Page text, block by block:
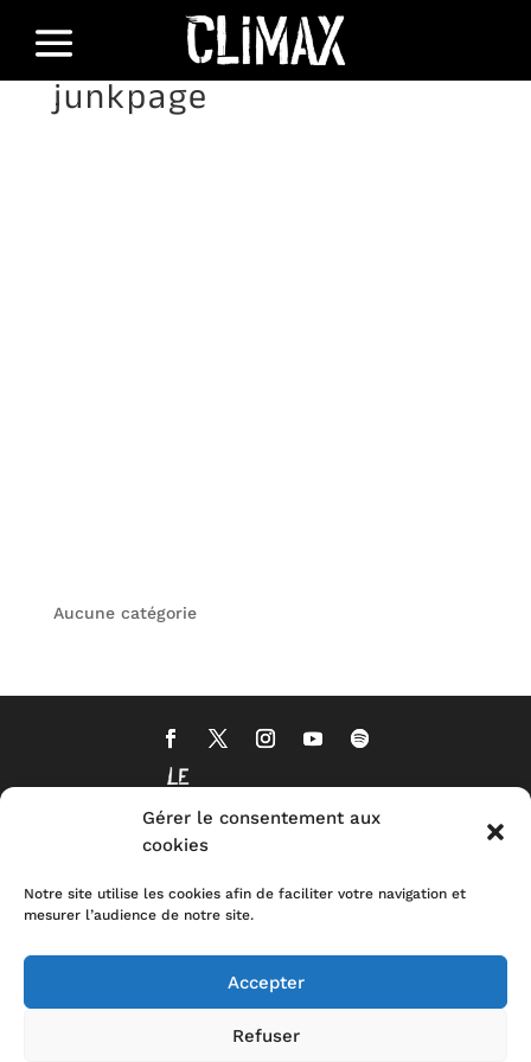
Gérer le consentement aux
cookies
Notre site utilise les cookies afin de faciliter votre navigation et
mesurer l’audience de notre site.
Accepter
Refuser
junkpage
Aucune catégorie